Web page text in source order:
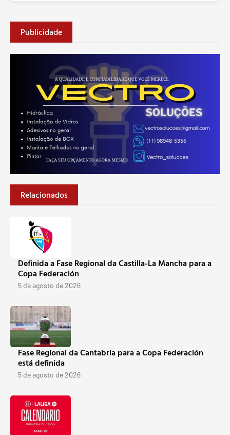
Publicidade
Relacionados
Definida a Fase Regional da Castilla-La Mancha para a
Copa Federación
5 de agosto de 2026
Fase Regional da Cantabria para a Copa Federación
está definida
5 de agosto de 2026